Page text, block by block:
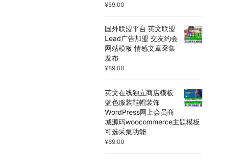
¥59.00
国外联盟平台 英文联盟
Lead广告加盟 交友约会
网站模板 情感文章采集
发布
¥89.00
英文在线独立商店模板
蓝色服装鞋帽装饰
WordPress网上会员商
城源码woocommerce主题模板
可选采集功能
¥69.00